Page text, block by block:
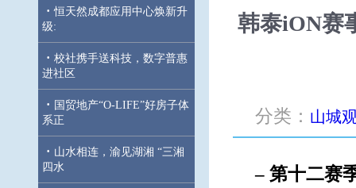
· 恒天然成都应用中心焕新升
级:
· 校社携手送科技，数字普惠
进社区
· 国贸地产“O-LIFE”好房子体
系正
· 山水相连，渝见湖湘 “三湘
四水
韩泰iON赛
分类： 山城
– 第十二赛